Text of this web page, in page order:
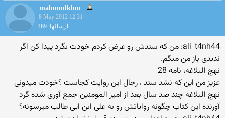
mahmudkhm
8 May 2012 12:31
ارسالها: 469
ali_t4nh44: من که سندش رو عرض کردم خودت بگرد پیدا کن اگر
ندیدی باز من میگم.
نهج البلاغه، نامه 28
عزیز من این که نشد سند ، رجال این روایت کجاست ؟خودت میدونی
نهج البلاغه چند صد سال بعد از امیر المومنین جمع آوری شده گرد
آورنده این کتاب چگونه روایاتش رو به علی ابن ابی طالب میرسونه؟